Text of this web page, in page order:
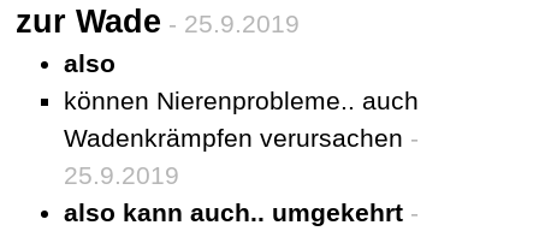
zur Wade - 25.9.2019
also
können Nierenprobleme.. auch
Wadenkrämpfen verursachen -
25.9.2019
also kann auch.. umgekehrt -